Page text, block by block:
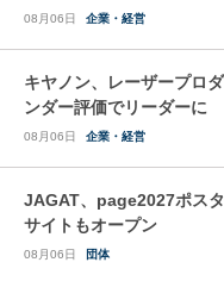
08月06日 企業・経営
キヤノン、レーザープロ
ンダー評価でリーダーに
08月06日 企業・経営
JAGAT、page2027ポス
サイトもオープン
08月06日 団体